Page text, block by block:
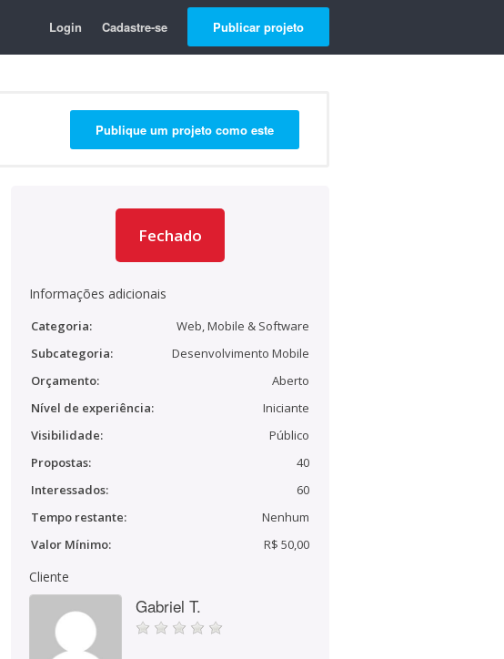
Login Cadastre-se Publicar projeto
Publique um projeto como este
Fechado
Informações adicionais
Categoria:
Web, Mobile & Software
Subcategoria:
Desenvolvimento Mobile
Orçamento:
Aberto
Nível de experiência:
Iniciante
Visibilidade:
Público
Propostas:
40
Interessados:
60
Tempo restante:
Nenhum
Valor Mínimo:
R$ 50,00
Cliente
Gabriel T.